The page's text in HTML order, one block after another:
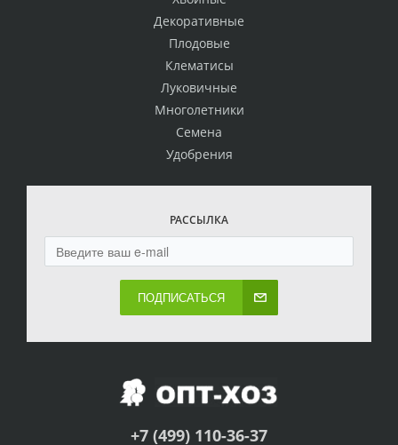
Декоративные
Плодовые
Клематисы
Луковичные
Многолетники
Семена
Удобрения
РАССЫЛКА
ПОДПИСАТЬСЯ
+7 (499) 110-36-37